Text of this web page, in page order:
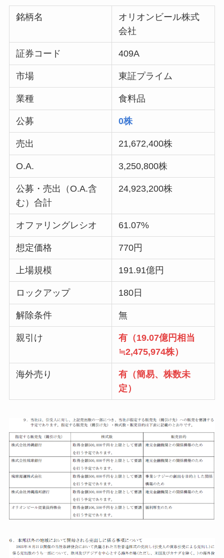
銘柄名
オリオンビール株式
会社
証券コード 409A
市場 東証プライム
業種 食料品
公募 0株
売出 21,672,400株
O.A. 3,250,800株
公募・売出（O.A.含
む）合計
24,923,200株
オファリングレシオ 61.07%
想定価格 770円
上場規模 191.91億円
ロックアップ 180日
解除条件 無
親引け
有（19.07億円相当
≒2,475,974株）
海外売り
有（簡易、株数未
定）